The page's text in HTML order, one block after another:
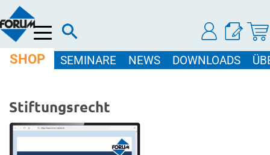
Menü
SHOP SEMINARE NEWS DOWNLOADS
Stiftungsrecht